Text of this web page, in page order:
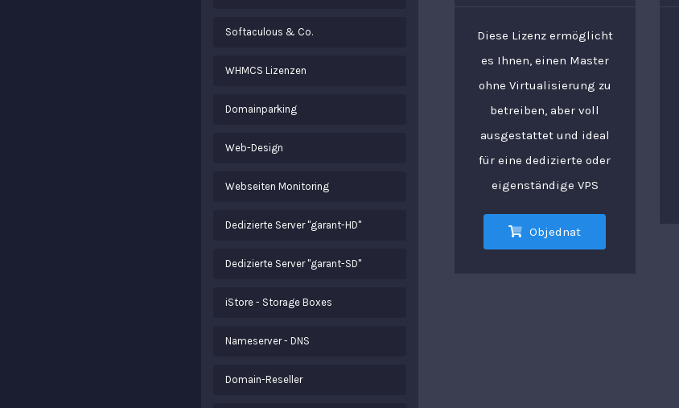
Softaculous & Co.
WHMCS Lizenzen
Domainparking
Web-Design
Webseiten Monitoring
Dedizierte Server "garant-HD"
Dedizierte Server "garant-SD"
iStore - Storage Boxes
Nameserver - DNS
Domain-Reseller
Diese Lizenz ermöglicht
es Ihnen, einen Master
ohne Virtualisierung zu
betreiben, aber voll
ausgestattet und ideal
für eine dedizierte oder
eigenständige VPS
Objednat